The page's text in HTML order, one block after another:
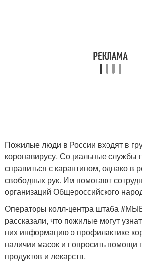
Пожилые люди в России входят в
коронавирусу. Социальные службы
справиться с карантином, однако в
свободных рук. Им помогают
организаций Общероссийского
Операторы колл-центра штаба
рассказали, что пожилые могут
них информацию о профилактике
наличии масок и попросить помощи
продуктов и лекарств.